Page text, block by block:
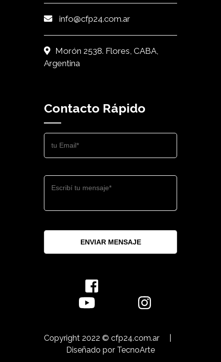
info@cfp24.com.ar
Morón 2538. Flores, CABA,
Argentina
Contacto Rápido
ENVIAR MENSAJE
Copyright 2022 © cfp24.com.ar
Diseñado por TecnoArte